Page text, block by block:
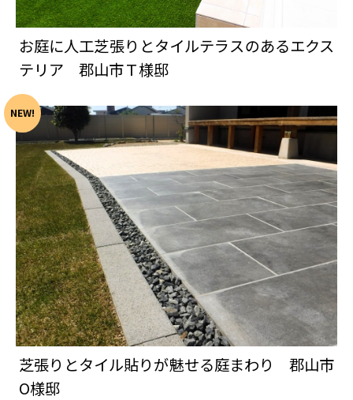
お庭に人工芝張りとタイルテラスのあるエクス
テリア 郡山市Ｔ様邸
芝張りとタイル貼りが魅せる庭まわり 郡山市
О様邸